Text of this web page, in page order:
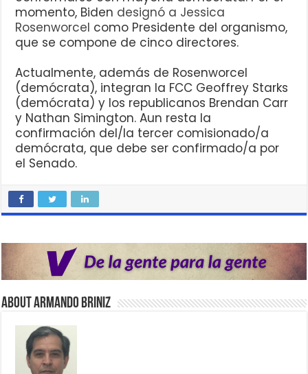
momento, Biden designó a Jessica
Rosenworcel como Presidente del organismo,
que se compone de cinco directores.
Actualmente, además de Rosenworcel
(demócrata), integran la FCC Geoffrey Starks
(demócrata) y los republicanos Brendan Carr
y Nathan Simington. Aun resta la
confirmación del/la tercer comisionado/a
demócrata, que debe ser confirmado/a por
el Senado.
About Armando Briniz